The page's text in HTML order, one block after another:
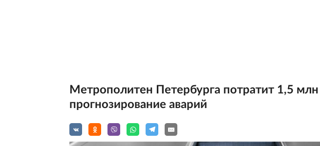
Метрополитен Петербурга потратит 1,5
прогнозирование аварий